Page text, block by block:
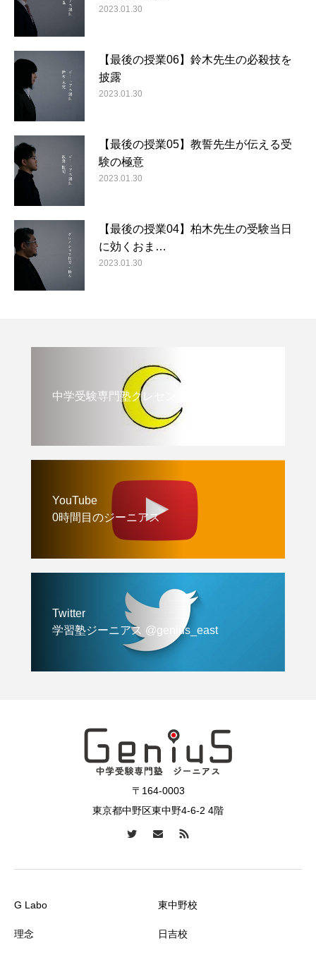
2023.01.30
【最後の授業06】鈴木先生の必殺技を
披露
2023.01.30
【最後の授業05】教誓先生が伝える受
験の極意
2023.01.30
【最後の授業04】柏木先生の受験当日
に効くおま…
2023.01.30
中学受験専門塾クレセント
YouTube
0時間目のジーニアス
Twitter
学習塾ジーニアス @genius_east
〒164-0003
東京都中野区東中野4-6-2 4階
G Labo
理念
東中野校
日吉校